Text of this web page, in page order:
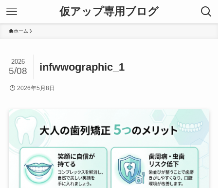
仮アップ専用ブログ
ホーム
infwwographic_1
2026
5/08
2026年5月8日